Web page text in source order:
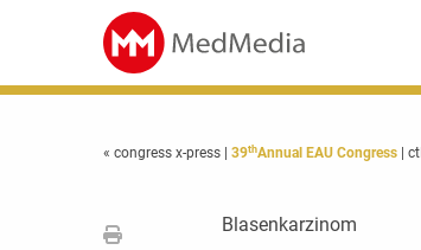
« congress x-press 39thAnnual EAU Congress |
Blasenkarzinom